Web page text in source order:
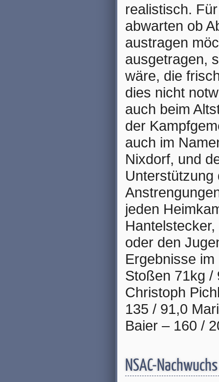
realistisch.
abwarten ob
austragen
ausgetragen,
wäre, die
dies nicht
auch beim
der
auch im
Nixdorf, und
Unterstützung
jeden
oder den
Ergebnisse
Stoßen 71kg /
Christoph
135 / 91,0
Baier – 160 /
NSAC-